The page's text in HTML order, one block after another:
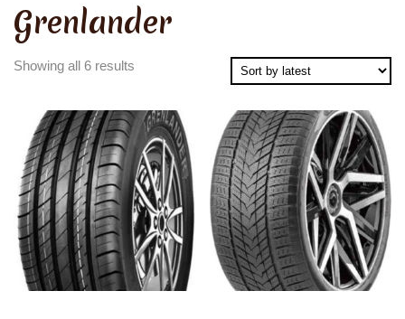
Grenlander
Showing all 6 results